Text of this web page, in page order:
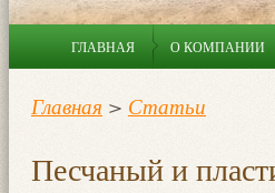
ГЛАВНАЯ О КОМПАНИИ
Главная > Статьи
Песчаный и